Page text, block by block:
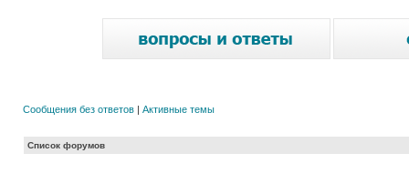
Сообщения без ответов | Активные темы
Список форумов